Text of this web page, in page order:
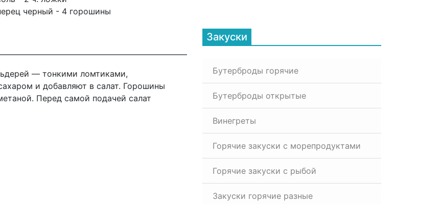
черный - 4 горошины
— тонкими ломтиками,
и добавляют в салат. Горошины
Перед самой подачей салат
Закуски
Бутерброды горячие
Бутерброды открытые
Винегреты
Горячие закуски с морепродуктами
Горячие закуски с рыбой
Закуски горячие разные